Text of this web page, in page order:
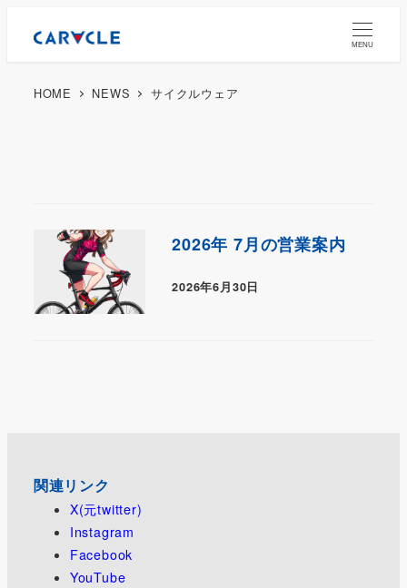
MENU
HOME NEWS サイクルウェア
2026年 7月の営業案内
2026年6月30日
関連リンク
X(元twitter)
Instagram
Facebook
YouTube